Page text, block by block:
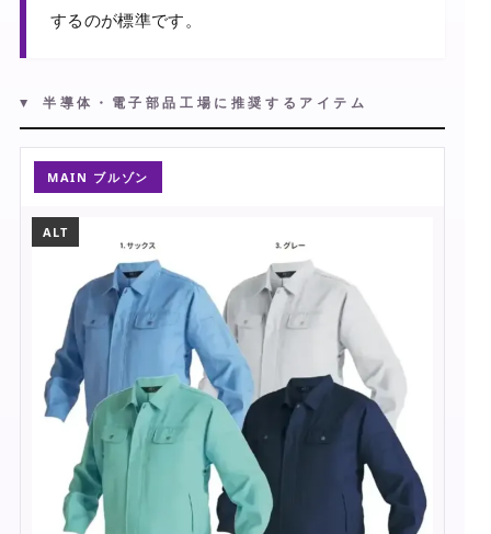
するのが標準です。
▼ 半導体・電子部品工場に推奨するアイテム
MAIN ブルゾン
ALT